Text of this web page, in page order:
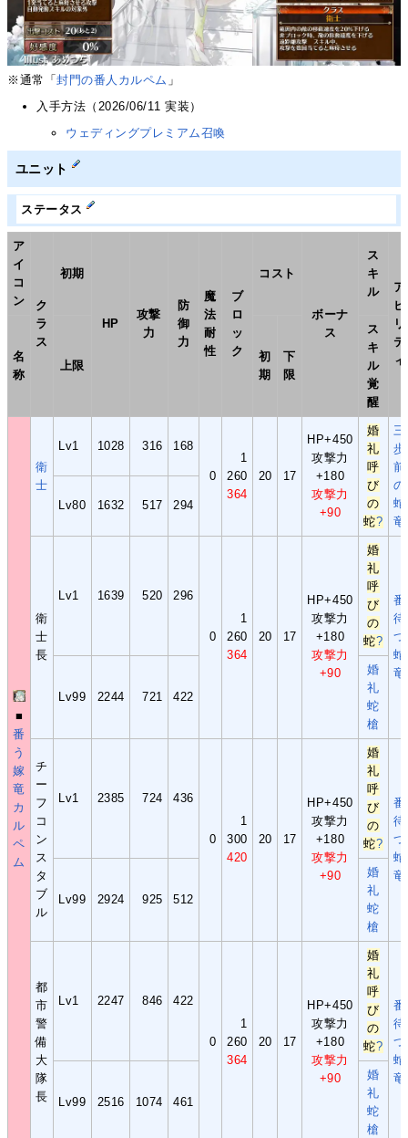
※通常「封門の番人カルペム 」
入手方法（2026/06/11 実装）
ウェディングプレミアム召喚
ユニット
ステータス
ア
イ
コ
ン
ク
ラ
ス
初期
HP
攻撃
力
防
御
力
魔
法
耐
性
ブ
ロ
ッ
ク
コスト
ボーナ
ス
ス
キ
ル
ア
ビ
リ
テ
ィ
名
称
上限
初
期
下
限
ス
キ
ル
覚
醒
■
番
う
嫁
竜
カ
ル
ペ
ム
衛
士
Lv1 1028 316 168
0
1
260
364
20 17
HP+450
攻撃力
+180
攻撃力
+90
婚
礼
呼
び
の
蛇?
三
歩
前
の
蛇
竜
Lv80 1632 517 294
衛
士
長
Lv1 1639 520 296
0
1
260
364
20 17
HP+450
攻撃力
+180
攻撃力
+90
婚
礼
呼
び
の
蛇?
番
待
つ
蛇
竜
Lv99
2244 721 422
婚
礼
蛇
槍
チ
ー
フ
コ
ン
ス
タ
ブ
ル
Lv1 2385 724 436
0
1
300
420
20 17
HP+450
攻撃力
+180
攻撃力
+90
婚
礼
呼
び
の
蛇?
番
待
つ
蛇
竜
Lv99
2924 925 512
婚
礼
蛇
槍
都
市
警
備
大
隊
長
Lv1 2247 846 422
0
1
260
364
20 17
HP+450
攻撃力
+180
攻撃力
+90
婚
礼
呼
び
の
蛇?
番
待
つ
蛇
竜
Lv99
2516 1074 461
婚
礼
蛇
槍